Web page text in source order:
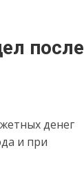
после
денег
и при